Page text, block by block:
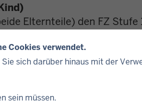
Cookies verwendet.
sich darüber hinaus mit der
sein müssen.
Elternteile) den FZ Stufe
Wohnung
in die Wohnung des
Berechtigten nur anteilig